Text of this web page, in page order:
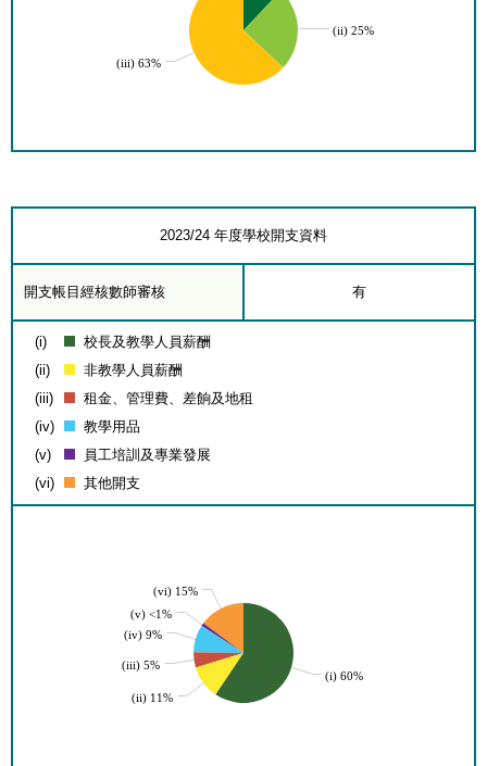
(ii) 25%
(iii) 63%
2023/24 年度學校開支資料
開支帳目經核數師審核 有
(i)
校長及教學人員薪酬
(ii)
非教學人員薪酬
(iii)
租金、管理費、差餉及地租
(iv)
教學用品
(v)
員工培訓及專業發展
(vi)
其他開支
(vi) 15%
(v) <1%
(iv) 9%
(iii) 5%
(ii) 11%
(i) 60%